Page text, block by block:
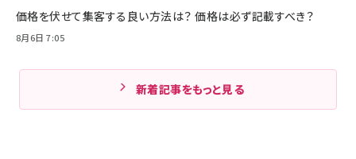
価格を伏せて集客する良い方法は？ 価格は必ず記載すべき？
8月6日 7:05
新着記事をもっと見る